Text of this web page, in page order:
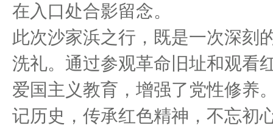
在入口处合影留念。
此次沙家浜之行，既是一次深刻
洗礼。通过参观革命旧址和观看
爱国主义教育，增强了党性修养
记历史，传承红色精神，不忘初